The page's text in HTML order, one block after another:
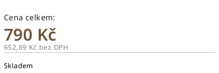
790 Kč
652,89 Kč bez DPH
cena:
Skladem